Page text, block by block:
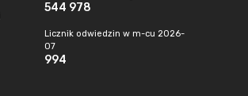
544 978
Licznik odwiedzin w m-cu 2026-
07
994